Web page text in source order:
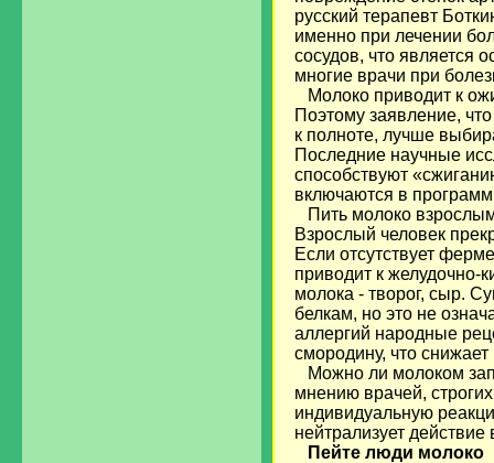
русский терапевт
именно при лечении
сосудов, что является
многие врачи при
Молоко приводит к
Поэтому заявление,
к полноте, лучше
Последние научные
способствуют
включаются в
Пить молоко
Взрослый человек
Если отсутствует
приводит к желудочно-
молока - творог, сыр.
белкам, но это не
аллергий народные
смородину, что
Можно ли молоком
мнению врачей,
индивидуальную
нейтрализует
Пейте люди молоко